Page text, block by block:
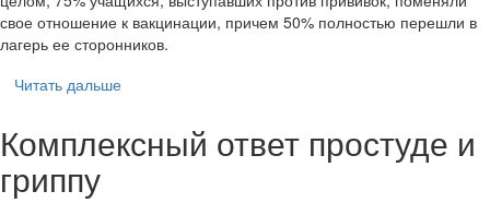
свое отношение к вакцинации, причем 50% полностью перешли в
лагерь ее сторонников.
Читать дальше
Комплексный ответ простуде и
гриппу